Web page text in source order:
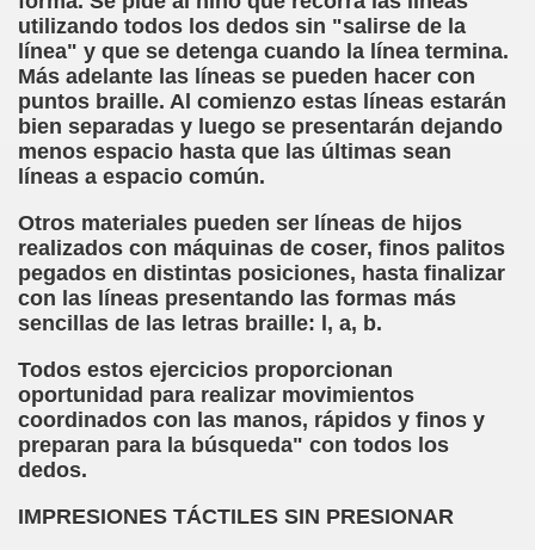
utilizando todos los dedos sin "salirse de la
línea" y que se detenga cuando la línea termina.
Más adelante las líneas se pueden hacer con
puntos braille. Al comienzo estas líneas estarán
bien separadas y luego se presentarán dejando
menos espacio hasta que las últimas sean
líneas a espacio común.
Otros materiales pueden ser líneas de hijos
realizados con máquinas de coser, finos palitos
pegados en distintas posiciones, hasta finalizar
con las líneas presentando las formas más
sencillas de las letras braille: l, a, b.
Todos estos ejercicios proporcionan
oportunidad para realizar movimientos
coordinados con las manos, rápidos y finos y
preparan para la búsqueda" con todos los
dedos.
IMPRESIONES TÁCTILES SIN PRESIONAR
Sancho)
Jesús Sánchez Oliva)
Jesús Cañamares)
Martín Figueroa)
(César Puente Fuente)
a Louis Braille (Alberto Gil)
Rosell Vera)
de los Niños Invidentes hasta la Puesta en Marcha de